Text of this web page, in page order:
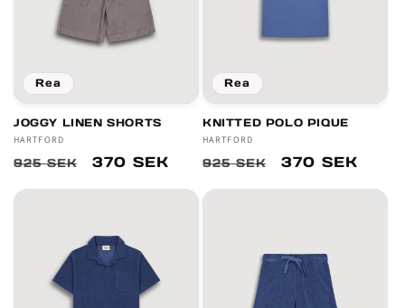
Rea
JOGGY LINEN SHORTS
Säljare:
HARTFORD
Ordinarie
925 SEK Försäljningspris
370 SEK
Rea
KNITTED POLO PIQUE
Säljare:
HARTFORD
Ordinarie
925 SEK 370 SEK